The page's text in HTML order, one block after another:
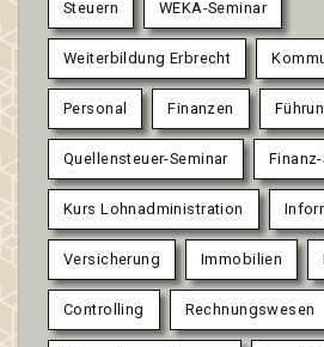
Steuern WEKA-Seminar
Weiterbildung Erbrecht
Personal Finanzen
Quellensteuer-Seminar
Kurs Lohnadministration
Versicherung Immobilien
Controlling Rechnungswesen